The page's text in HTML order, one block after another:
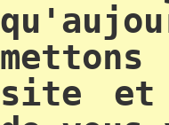
site et